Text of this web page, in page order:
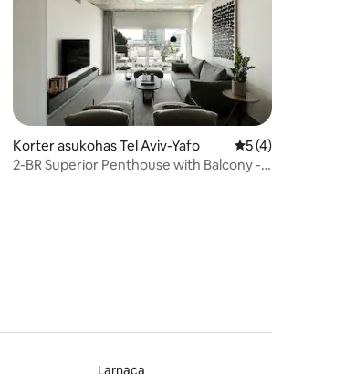
hinnang 5/5, 27 hinnangut
Korter asukohas Tel Aviv-Yafo Keskmine
5 (4)
2-BR Superior Penthouse with Balcony -
Larnaca